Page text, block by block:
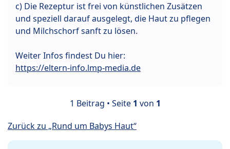
c) Die Rezeptur ist frei von künstlichen Zusätzen
und speziell darauf ausgelegt, die Haut zu pflegen
und Milchschorf sanft zu lösen.
Weiter Infos findest Du hier:
https://eltern-info.lmp-media.de
1 Beitrag • Seite 1 von 1
Zurück zu „Rund um Babys Haut“